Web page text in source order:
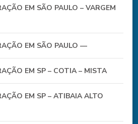
EM SÃO PAULO – VARGEM
EM SÃO PAULO —
EM SP – COTIA – MISTA
EM SP – ATIBAIA ALTO